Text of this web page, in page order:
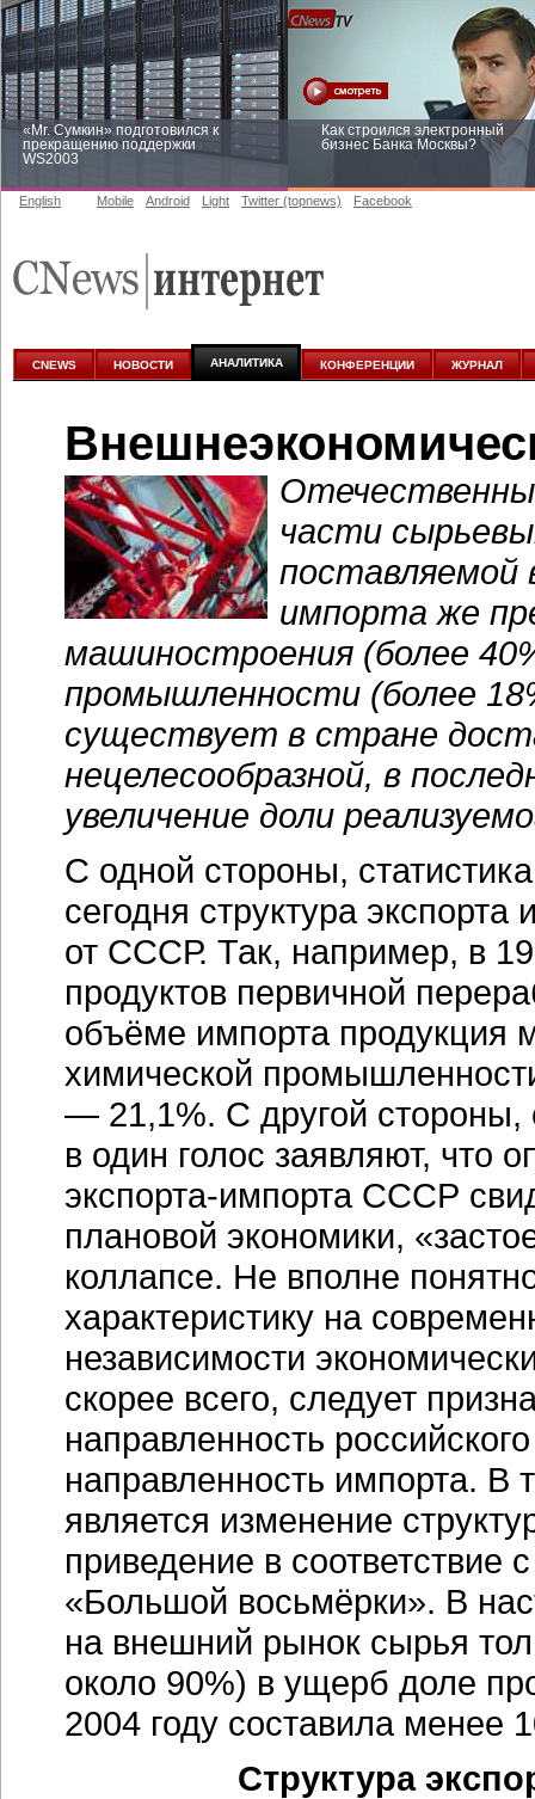
«Mr. Сумкин» подготовился к
прекращению поддержки
WS2003
Как строился электронный
бизнес Банка Москвы?
аналитике
English Mobile Android Light Twitter (topnews) Facebook
CNEWS НОВОСТИ АНАЛИТИКА КОНФЕРЕНЦИИ ЖУРНАЛ
части
поставляемой
импорта же
машиностроения (более
промышленности (более
существует в стране
нецелесообразной, в
увеличение доли
С одной стороны,
сегодня структура
от СССР. Так, например, в
продуктов первичной
объёме импорта продукция
химической
— 21,1%. С другой стороны,
в один голос заявляют, что
экспорта-импортаСССР
плановой экономики,
коллапсе. Не вполне
характеристику на
независимости
скорее всего, следует
направленность
направленность импорта. В
является изменение
приведение в соответствие
«Большой восьмёрки». В
на внешний рынок сырья
около 90%) в ущерб доле
2004 году составила менее
Структура